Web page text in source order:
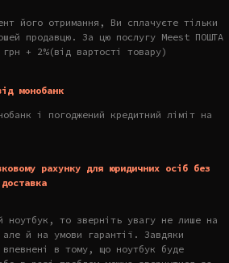
його отримання, Ви сплачуєте тільки
продавцю. За цю послугу Meest ПОШТА
+ 2%(від вартості товару)
монобанк
і погоджений кредитний ліміт на
рахунку для юридичних осіб без
ноутбук, то зверніть увагу не лише на
й на умови гарантії. Завдяки
впевнені в тому, що ноутбук буде